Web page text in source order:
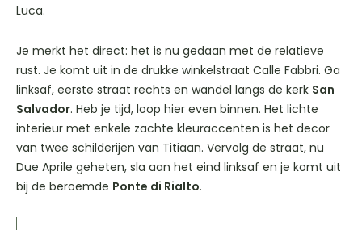
Luca.
Je merkt het direct: het is nu gedaan met de relatieve
rust. Je komt uit in de drukke winkelstraat Calle Fabbri. Ga
linksaf, eerste straat rechts en wandel langs de kerk San
Salvador. Heb je tijd, loop hier even binnen. Het lichte
interieur met enkele zachte kleuraccenten is het decor
van twee schilderijen van Titiaan. Vervolg de straat, nu
Due Aprile geheten, sla aan het eind linksaf en je komt uit
bij de beroemde Ponte di Rialto.